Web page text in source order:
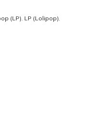
(LP), LP (Lolipop),